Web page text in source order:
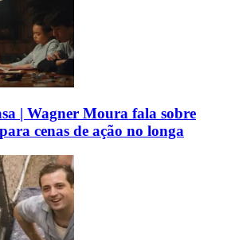
| Wagner Moura fala sobre
cenas de ação no longa